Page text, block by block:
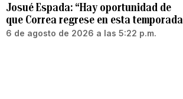
Josué Espada: “Hay oportunidad de
que Correa regrese en esta temporada
6 de agosto de 2026 a las 5:22 p.m.